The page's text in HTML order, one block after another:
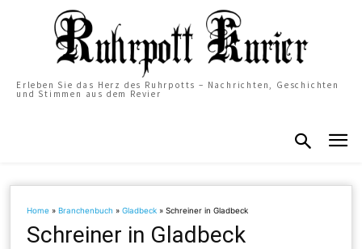
Erleben Sie das Herz des Ruhrpotts – Nachrichten, Geschichten
und Stimmen aus dem Revier
Home »Branchenbuch »Gladbeck »Schreiner in Gladbeck
Schreiner in Gladbeck